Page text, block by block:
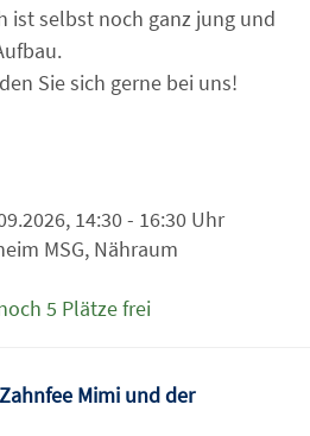
ist selbst noch ganz jung und
Sie sich gerne bei uns!
14:30 - 16:30 Uhr
MSG, Nähraum
5 Plätze frei
Mimi und der